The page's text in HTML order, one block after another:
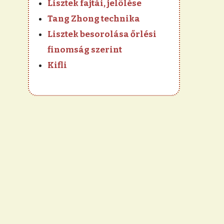
Lisztek fajtái, jelölése
Tang Zhong technika
Lisztek besorolása őrlési
finomság szerint
Kifli